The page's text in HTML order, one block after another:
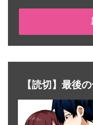
【読切】最後の